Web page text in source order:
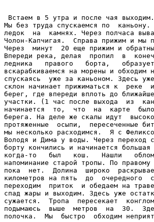
Встаем в 5 утра и после чая
Мы без труда спускаемся по
ледок  на  камнях. Через полчаса
Чолон-Капчигая.  Справа прижим и мы
Через  минут  20 еще прижим и
Впереди река, делая  пропил  в
ледника   правого   борта,
вскарабкиваемся на морены и обходим
спускаясь  уже за каньоном. Здесь
склон начинает прижиматься к  реке
берег, где впереди вплоть до
участки. (1 час после выхода  из
начинается  то,  что  на  карте  было
берега. На деле же скалы идут
протяженные  осыпи,  пересеченные
мы несколько расходимся.  Я с
Володя и Дима у воды. Через переход
борту кончились и начинается
когда-то   был   кош.   Нашли
напоминание старой тропы. По
пока  нет.  Долина  широко
километров на пять  до  очередного
переходим  приток  и обедаем на
спад жары и выходим. Здесь уже
сужается.  Тропа  пересекает
подымаюсь  выше  метров  на  30.
полочка.  Мы  быстро  обходим